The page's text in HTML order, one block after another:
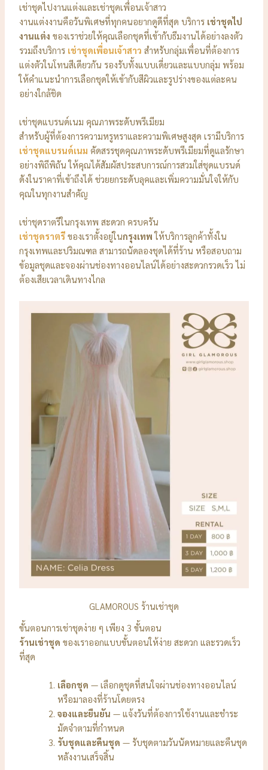
เช่าชุดไปงานแต่งและเช่าชุดเพื่อนเจ้าสาว
งานแต่งงานคือวันพิเศษที่ทุกคนอยากดูดีที่สุด บริการ เช่าชุดไป
งานแต่ง ของเราช่วยให้คุณเลือกชุดที่เข้ากับธีมงานได้อย่างลงตัว
รวมถึงบริการ เช่าชุดเพื่อนเจ้าสาว สำหรับกลุ่มเพื่อนที่ต้องการ
แต่งตัวในโทนสีเดียวกัน รองรับทั้งแบบเดี่ยวและแบบกลุ่ม พร้อม
ให้คำแนะนำการเลือกชุดให้เข้ากับสีผิวและรูปร่างของแต่ละคน
อย่างใกล้ชิด
เช่าชุดแบรนด์เนม คุณภาพระดับพรีเมียม
สำหรับผู้ที่ต้องการความหรูหราและความพิเศษสูงสุด เรามีบริการ
เช่าชุดแบรนด์เนม คัดสรรชุดคุณภาพระดับพรีเมียมที่ดูแลรักษา
อย่างพิถีพิถัน ให้คุณได้สัมผัสประสบการณ์การสวมใส่ชุดแบรนด์
ดังในราคาที่เข้าถึงได้ ช่วยยกระดับลุคและเพิ่มความมั่นใจให้กับ
คุณในทุกงานสำคัญ
เช่าชุดราตรีในกรุงเทพ สะดวก ครบครัน
เช่าชุดราตรี ของเราตั้งอยู่ในกรุงเทพให้บริการลูกค้าทั้งใน
กรุงเทพและปริมณฑล สามารถนัดลองชุดได้ที่ร้าน หรือสอบถาม
ข้อมูลชุดและจองผ่านช่องทางออนไลน์ได้อย่างสะดวกรวดเร็ว ไม่
ต้องเสียเวลาเดินทางไกล
GLAMOROUS ร้านเช่าชุด
ขั้นตอนการเช่าชุดง่าย ๆ เพียง 3 ขั้นตอน
ร้านเช่าชุด ของเราออกแบบขั้นตอนให้ง่าย สะดวก และรวดเร็ว
ที่สุด
เลือกชุด — เลือกดูชุดที่สนใจผ่านช่องทางออนไลน์
หรือมาลองที่ร้านโดยตรง
จองและยืนยัน — แจ้งวันที่ต้องการใช้งานและชำระ
มัดจำตามที่กำหนด
รับชุดและคืนชุด — รับชุดตามวันนัดหมายและคืนชุด
หลังงานเสร็จสิ้น